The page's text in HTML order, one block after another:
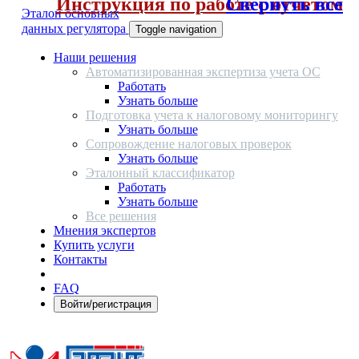
Эталон основных
данных регулятора
Toggle navigation
Наши решения
Автоматизированная экспертиза учета ОС
Работать
Узнать больше
Подготовка учета к налоговому мониторингу
Узнать больше
Сопровождение налоговых проверок
Узнать больше
Эталонный классификатор
Работать
Узнать больше
Все решения
Мнения экспертов
Купить услуги
Контакты
FAQ
Войти/регистрация